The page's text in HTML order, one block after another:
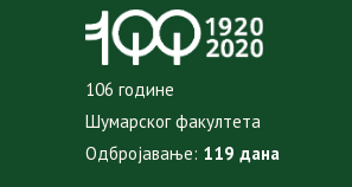
106 године
Шумарског факултета
Одбројавање: 119 дана